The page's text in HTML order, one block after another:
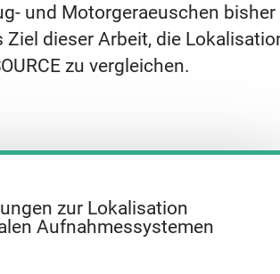
und Motorgeraeuschen
dieser Arbeit, die
zu vergleichen.
zur Lokalisation
Aufnahmessystemen